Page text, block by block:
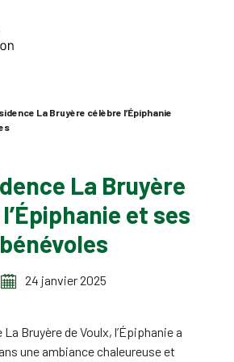
La Bruyère célèbre l’Épiphanie
La Bruyère
et ses
bénévoles
24 janvier 2025
Bruyère de Voulx, l’Épiphanie a
une ambiance chaleureuse et